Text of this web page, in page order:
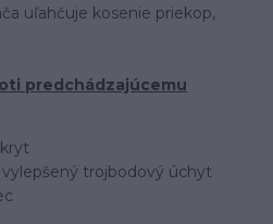
uľahčuje kosenie priekop,
predchádzajúcemu
trojbodový úchyt